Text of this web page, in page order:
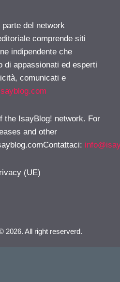
parte del network
comprende siti
indipendente che
di appassionati ed esperti
comunicati e
the IsayBlog! network. For
and other
:
(UE)
2026. All right reserverd.